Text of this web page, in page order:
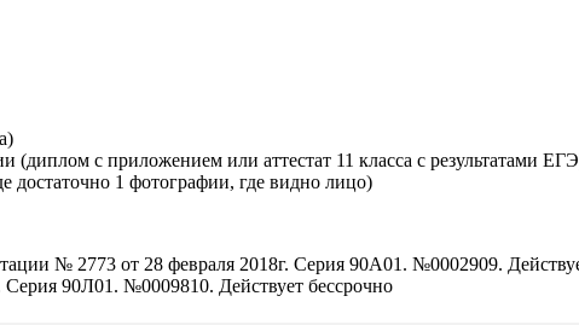
с приложением или аттестат 11 класса с результатами
1 фотографии, где видно лицо)
№ 2773 от 28 февраля 2018г. Серия 90А01. №0002909.
90Л01. №0009810. Действует бессрочно